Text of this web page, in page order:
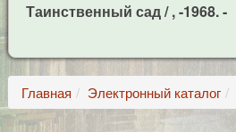
Таинственный сад / , -1968. -
Главная Электронный каталог